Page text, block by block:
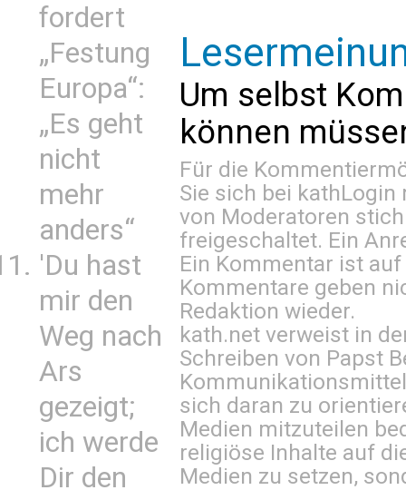
fordert
„Festung
Europa“:
„Es geht
nicht
mehr
anders“
'Du hast
mir den
Weg nach
Ars
gezeigt;
ich werde
Dir den
Um selbst
können
Für die
Sie sich bei kathLogin
von Moderatoren
freigeschaltet. Ein
Ein Kommentar ist
Kommentare geben
Redaktion wieder.
kath.net verweist in
Schreiben von Papst
sich daran zu
Medien mitzuteilen
religiöse Inhalte auf
Medien zu setzen,